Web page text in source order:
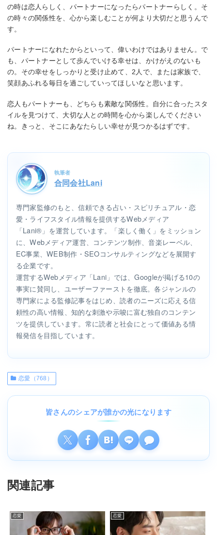
の時は恋人らしく、パートナーになったらパートナーらしく。そ
の時々の関係性を、心から楽しむことが何より大切だと思うんで
す。
パートナーになれたからといって、偉いわけではありません。で
も、パートナーとして歩んでいける幸せは、かけがえのないも
の。その幸せをしっかりと受け止めて、2人で、または家族で、
笑顔あふれる毎日を過ごしていってほしいなと思います。
恋人もパートナーも、どちらも素敵な関係性。自分に合ったスタ
イルを見つけて、大切な人との時間を心から楽しんでください
ね。きっと、そこにあなたらしい幸せが見つかるはずです。
執筆者
合同会社Lani
専門家監修のもと、信頼できる占い・スピリチュアル・恋
愛・ライフスタイル情報を提供するWebメディア
「Lani®」を運営しています。「楽しく働く」をミッション
に、Webメディア運営、コンテンツ制作、音楽レーベル、
EC事業、WEB制作・SEOコンサルティングなどを展開す
る企業です。
運営するWebメディア「Lani」では、Googleが掲げる10の
事実に賛同し、ユーザーファーストを徹底。各ジャンルの
専門家による監修記事をはじめ、読者のニーズに応える信
頼性の高い情報、知的な刺激や示唆に富む独自のコンテン
ツを提供しています。常に読者と社会にとって価値ある情
報発信を目指しています。
恋愛（768）
皆さんのシェアが誰かの光になります
関連記事
恋愛 恋愛